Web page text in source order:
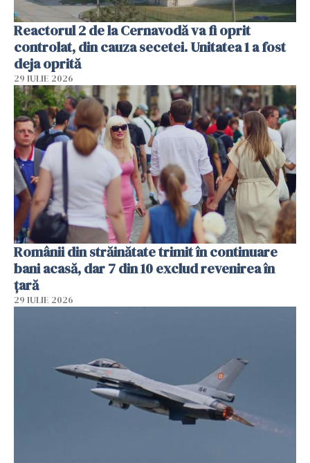
Reactorul 2 de la Cernavodă va fi oprit
controlat, din cauza secetei. Unitatea 1 a fost
deja oprită
29 IULIE 2026
Românii din străinătate trimit în continuare
bani acasă, dar 7 din 10 exclud revenirea în
țară
29 IULIE 2026